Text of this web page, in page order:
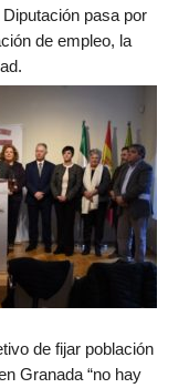
pasa por
de empleo, la
de fijar población
Granada “no hay